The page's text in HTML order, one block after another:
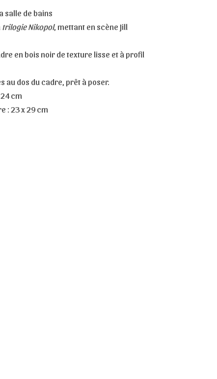
salle de bains
trilogie Nikopol, mettant en scène Jill
en bois noir de texture lisse et à profil
au dos du cadre, prêt à poser.
cm
: 23 x 29 cm